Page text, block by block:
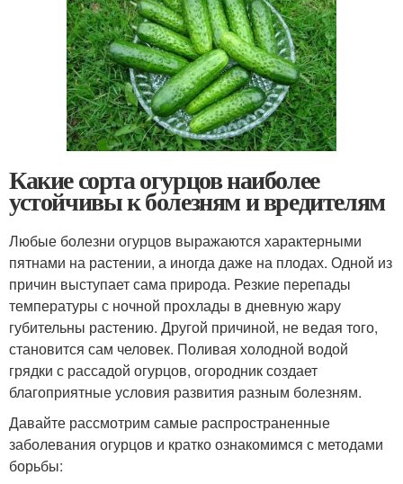
Какие сорта огурцов наиболее
устойчивы к болезням и вредителям
Любые болезни огурцов выражаются характерными
пятнами на растении, а иногда даже на плодах. Одной из
причин выступает сама природа. Резкие перепады
температуры с ночной прохлады в дневную жару
губительны растению. Другой причиной, не ведая того,
становится сам человек. Поливая холодной водой
грядки с рассадой огурцов, огородник создает
благоприятные условия развития разным болезням.
Давайте рассмотрим самые распространенные
заболевания огурцов и кратко ознакомимся с методами
борьбы: